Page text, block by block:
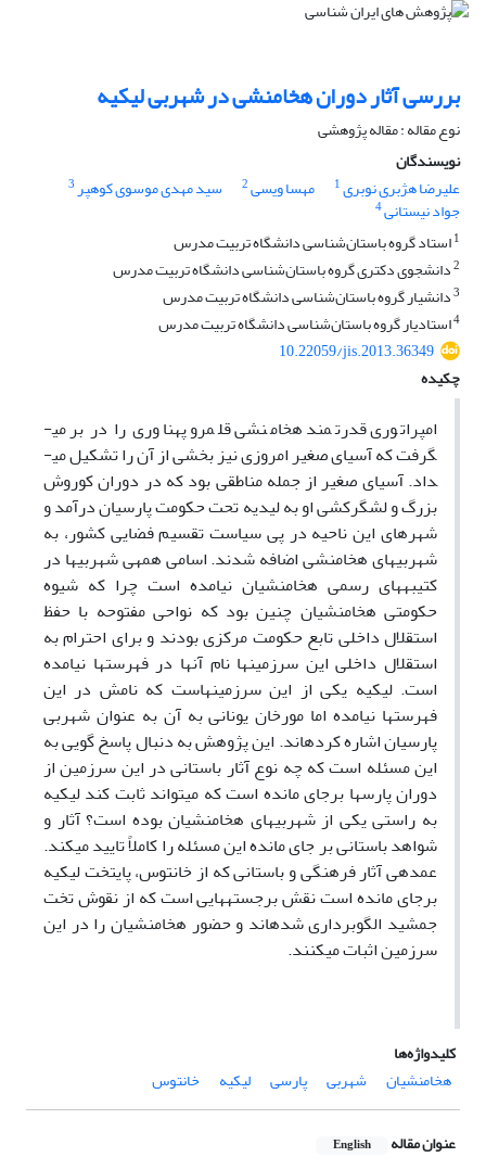
بررسی آثار دوران هخامنشی در شهربی لیکیه
نوع مقاله : مقاله پژوهشی
نویسندگان
علیرضا هژبری نوبری1 مهسا ویسی2 سید مهدی موسوی کوهپر3
جواد نیستانی4
1استاد گروه باستان‌شناسی دانشگاه تربیت مدرس
2دانشجوی دکتری گروه باستان‌شناسی دانشگاه تربیت مدرس
3دانشیار گروه باستان‌شناسی دانشگاه تربیت مدرس
4استادیار گروه باستان‌شناسی دانشگاه تربیت مدرس
10.22059/jis.2013.36349
چکیده
امپراتوری قدرتمند هخامنشی قلمرو پهناوری را در بر می­
گرفت که آسیای صغیر امروزی نیز بخشی از آن را تشکیل می­
داد. آسیای صغیر از جمله مناطقی بود که در دوران کوروش
بزرگ و لشگرکشی او به لیدیه تحت حکومت پارسیان درآمد و
شهرهای این ناحیه در پی سیاست تقسیم فضایی کشور، به
شهربی­های هخامنشی اضافه شدند. اسامی همه­ی شهربی­ها در
کتیبه­های رسمی هخامنشیان نیامده است چرا که شیوه
حکومتی هخامنشیان چنین بود که نواحی مفتوحه با حفظ
استقلال داخلی تابع حکومت مرکزی بودند و برای احترام به
استقلال داخلی این سرزمین­ها نام آن­ها در فهرست­ها نیامده
است. لیکیه یکی از این سرزمین­هاست که نامش در این
فهرست­ها نیامده اما مورخان یونانی به آن به عنوان شهربی
پارسیان اشاره کرده­اند. این پژوهش به دنبال پاسخ گویی به
این مسئله است که چه نوع آثار باستانی در این سرزمین­ از
دوران پارس­ها برجای مانده است که می­تواند ثابت کند لیکیه
به راستی یکی از شهربی­های هخامنشیان بوده است؟ آثار و
شواهد باستانی بر جای مانده این مسئله را کاملاً تایید می­کند.
عمده­ی آثار فرهنگی و باستانی که از خانتوس، پایتخت لیکیه
برجای مانده است نقش برجسته­­هایی است که از نقوش تخت
جمشید الگوبرداری شده­اند و حضور هخامنشیان را در این
سرزمین اثبات می­کنند.
کلیدواژه‌ها
هخامنشیان
شهربی پارسی لیکیه خانتوس
عنوان مقاله English